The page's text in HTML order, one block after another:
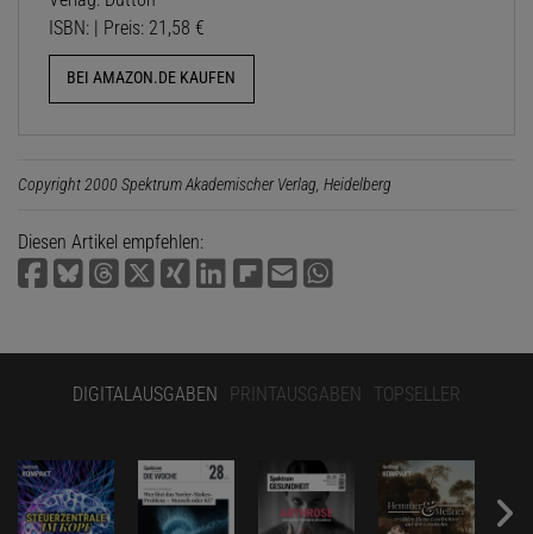
ISBN: | Preis: 21,58 €
BEI AMAZON.DE KAUFEN
Copyright 2000 Spektrum Akademischer Verlag, Heidelberg
Diesen Artikel empfehlen:
DIGITALAUSGABEN PRINTAUSGABEN TOPSELLER